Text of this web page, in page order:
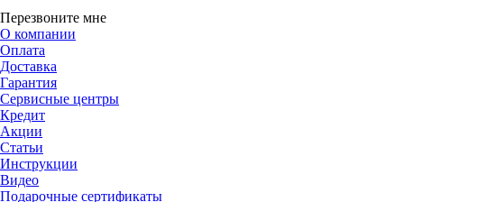
Перезвоните мне
О компании
Оплата
Доставка
Гарантия
Сервисные центры
Кредит
Акции
Статьи
Инструкции
Видео
Подарочные сертификаты